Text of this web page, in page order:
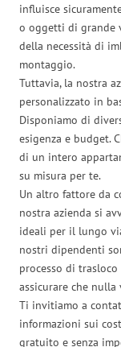
influisce
o oggetti di grande
della necessità di
montaggio.
Tuttavia, la nostra
personalizzato in
Disponiamo di
esigenza e budget.
di un intero
su misura per te.
Un altro fattore da
nostra azienda si
ideali per il lungo
nostri dipendenti
processo di
assicurare che
Ti invitiamo a
informazioni sui
gratuito e senza